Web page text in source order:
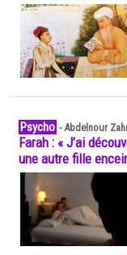
Psycho -Abdelnour
Farah : « J’ai
une autre fille